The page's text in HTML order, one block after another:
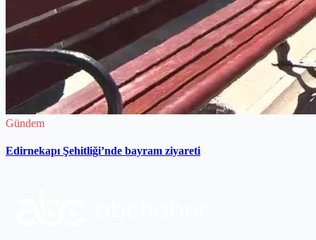
Gündem
Edirnekapı Şehitliği’nde bayram ziyareti